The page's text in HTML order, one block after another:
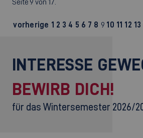
Seite 9 von 17.
vorherige 1 2 3 4 5 6 7 8 9 10 11 12 13
INTERESSE
BEWIRB DICH!
für das Wintersemester 2026/